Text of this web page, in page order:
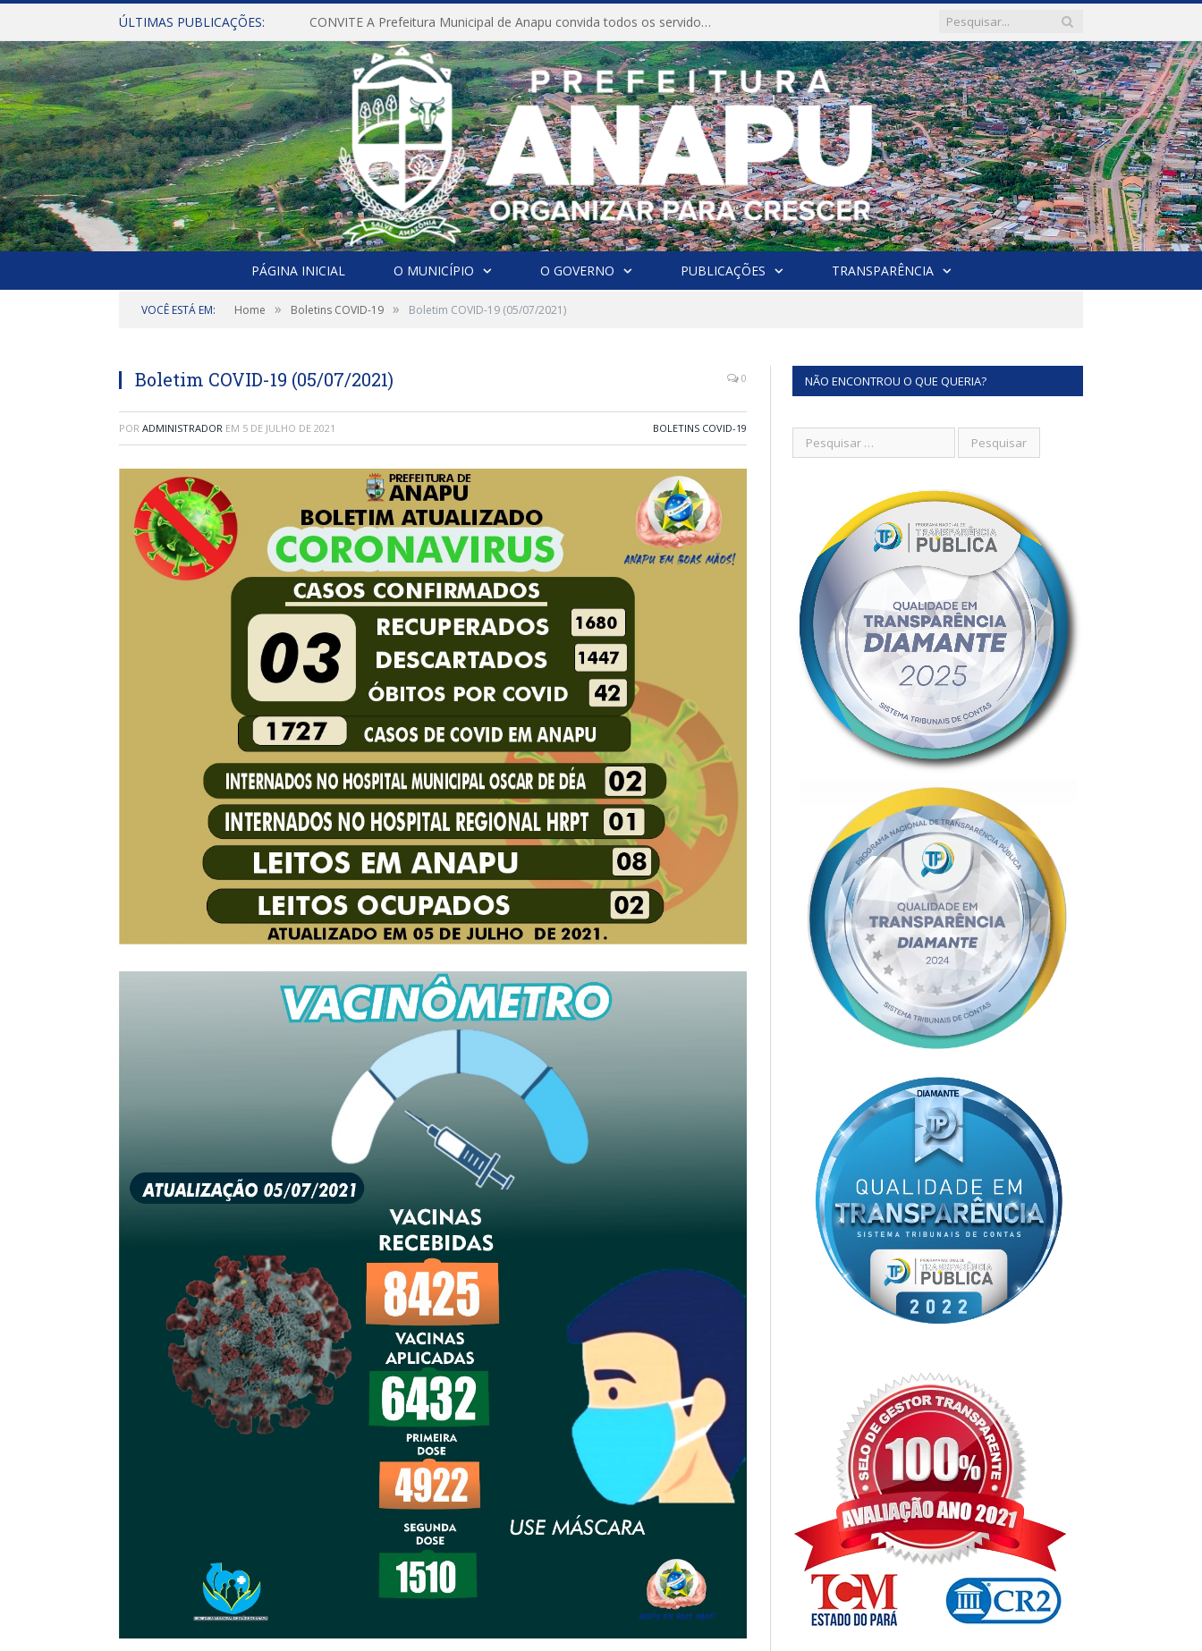
ÚLTIMAS PUBLICAÇÕES: CONVITE A Prefeitura Municipal de Anapu convida todos os servidores públicos municipais para participarem da Audiência Pública de discussão da Lei de Diretrizes Orçamentárias (LDO), importante instrumento de planejamento das ações e investimentos da Administração Pública para o próximo exercício financeiro.
PÁGINA INICIAL O MUNICÍPIO O GOVERNO PUBLICAÇÕES TRANSPARÊNCIA
VOCÊ ESTÁ EM: Home » Boletins COVID-19 » Boletim COVID-19 (05/07/2021)
Boletim COVID-19 (05/07/2021) 0
POR ADMINISTRADOR EM 5 DE JULHO DE 2021 BOLETINS COVID-19
NÃO ENCONTROU O QUE QUERIA?